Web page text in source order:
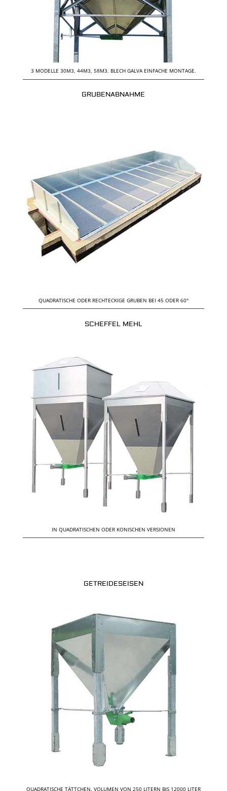
3 MODELLE 30M3, 44M3, 58M3. BLECH GALVA EINFACHE MONTAGE.
GRUBENABNAHME
QUADRATISCHE ODER RECHTECKIGE GRUBEN BEI 45 ODER 60°
SCHEFFEL MEHL
IN QUADRATISCHEN ODER KONISCHEN VERSIONEN
GETREIDESEISEN
QUADRATISCHE TÄTTCHEN. VOLUMEN VON 250 LITERN BIS 12000 LITER